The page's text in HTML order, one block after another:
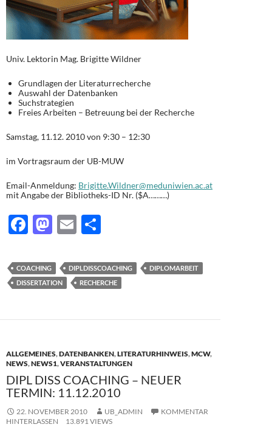
Univ. Lektorin Mag. Brigitte Wildner
Grundlagen der Literaturrecherche
Auswahl der Datenbanken
Suchstrategien
Freies Arbeiten – Betreuung bei der Recherche
Samstag, 11.12. 2010 von 9:30 – 12:30
im Vortragsraum der UB-MUW
Email-Anmeldung: Brigitte.Wildner@meduniwien.ac.at
mit Angabe der Bibliotheks-ID Nr. ($A………)
F
e
b
o
M
to
d
n
E
ail le
n
COACHING DIPLDISSCOACHING
DIPLOMARBEIT
DISSERTATION
RECHERCHE
ALLGEMEINES,DATENBANKEN,LITERATURHINWEIS,MCW,
NEWS,NEWS1,VERANSTALTUNGEN
DIPL DISS COACHING – NEUER
TERMIN: 11.12.2010
22. NOVEMBER 2010 UB_ADMIN
KOMMENTAR
HINTERLASSEN
13.891 VIEWS